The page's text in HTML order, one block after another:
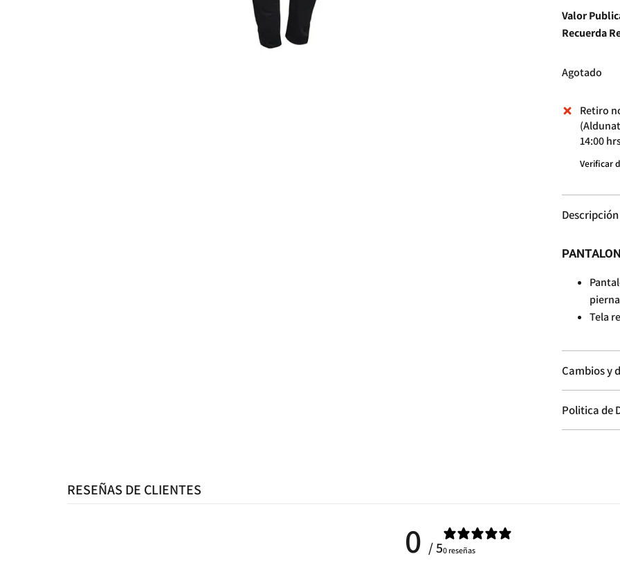
Valor
Recuerda
Agotado
Retiro
14:00
Verificar
Descripción
Tela
Cambios y
Politica de
RESEÑAS DE CLIENTES
0 / 50 reseñas